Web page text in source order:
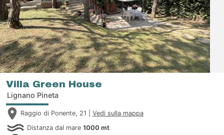
Villa Green House
Lignano Pineta
Raggio di Ponente, 21 | Vedi sulla mappa
Distanza dal mare 1000 mt